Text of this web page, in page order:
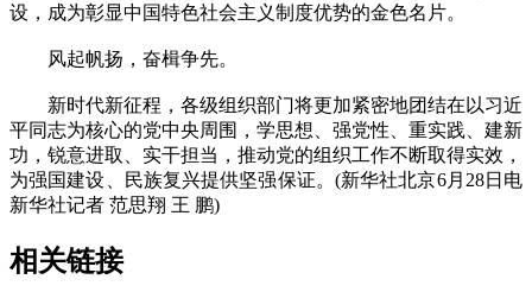
设，成为彰显中国特色社会主义制度优势的金色名片。
风起帆扬，奋楫争先。
新时代新征程，各级组织部门将更加紧密地团结在以习近
平同志为核心的党中央周围，学思想、强党性、重实践、建新
功，锐意进取、实干担当，推动党的组织工作不断取得实效，
为强国建设、民族复兴提供坚强保证。(新华社北京6月28日电
新华社记者 范思翔 王 鹏)
相关链接